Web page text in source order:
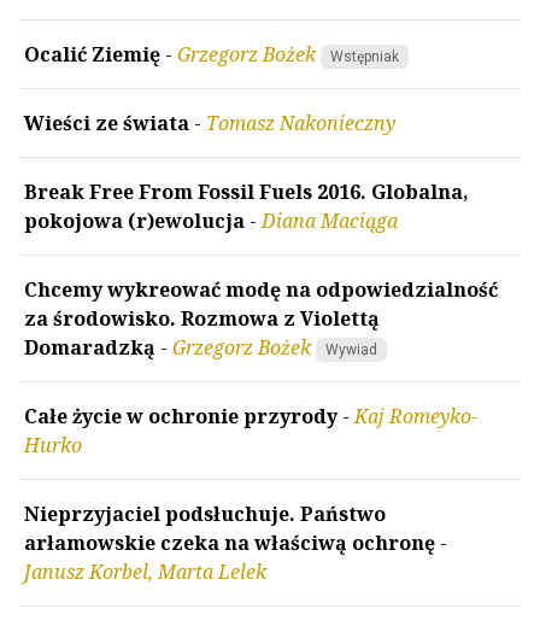
Ocalić Ziemię - Grzegorz Bożek Wstępniak
Wieści ze świata - Tomasz Nakonieczny
Break Free From Fossil Fuels 2016. Globalna,
pokojowa (r)ewolucja -Diana Maciąga
Chcemy wykreować modę na odpowiedzialność
za środowisko. Rozmowa z Violettą
Domaradzką - Grzegorz Bożek Wywiad
Całe życie w ochronie przyrody-Kaj Romeyko-
Hurko
Nieprzyjaciel podsłuchuje. Państwo
arłamowskie czeka na właściwą ochronę -
Janusz Korbel, Marta Lelek